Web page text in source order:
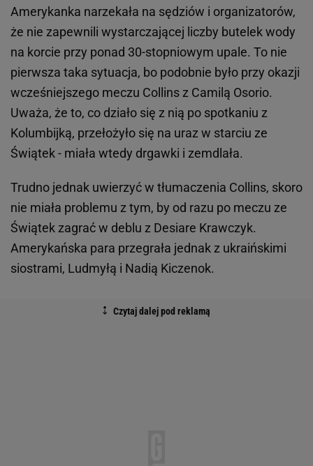
Amerykanka narzekała na sędziów i organizatorów,
że nie zapewnili wystarczającej liczby butelek wody
na korcie przy ponad 30-stopniowym upale. To nie
pierwsza taka sytuacja, bo podobnie było przy okazji
wcześniejszego meczu Collins z Camilą Osorio.
Uważa, że to, co działo się z nią po spotkaniu z
Kolumbijką, przełożyło się na uraz w starciu ze
Świątek - miała wtedy drgawki i zemdlała.
Trudno jednak uwierzyć w tłumaczenia Collins, skoro
nie miała problemu z tym, by od razu po meczu ze
Świątek zagrać w deblu z Desiare Krawczyk.
Amerykańska para przegrała jednak z ukraińskimi
siostrami, Ludmyłą i Nadią Kiczenok.